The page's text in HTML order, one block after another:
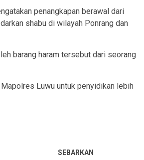
penangkapan berawal dari
shabu di wilayah Ponrang dan
barang haram tersebut dari seorang
Luwu untuk penyidikan lebih
SEBARKAN